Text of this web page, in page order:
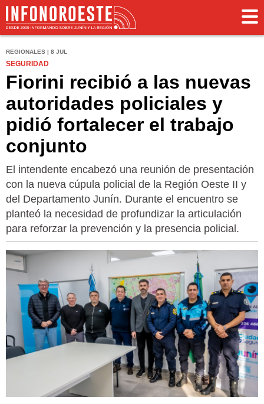
REGIONALES | 8 JUL
SEGURIDAD
Fiorini recibió a las nuevas
autoridades policiales y
pidió fortalecer el trabajo
conjunto
El intendente encabezó una reunión de presentación
con la nueva cúpula policial de la Región Oeste II y
del Departamento Junín. Durante el encuentro se
planteó la necesidad de profundizar la articulación
para reforzar la prevención y la presencia policial.